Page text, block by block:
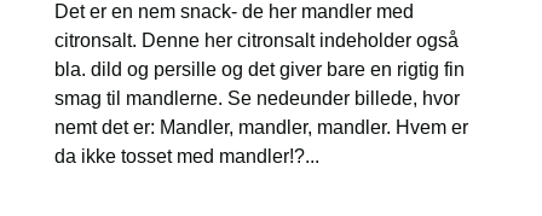
Det er en nem snack- de her mandler med
citronsalt. Denne her citronsalt indeholder også
bla. dild og persille og det giver bare en rigtig fin
smag til mandlerne. Se nedeunder billede, hvor
nemt det er: Mandler, mandler, mandler. Hvem er
da ikke tosset med mandler!?...